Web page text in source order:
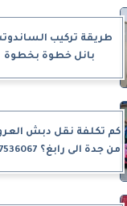
طريقة تركيب
بانل خطوة بخطوة
كم تكلفة نقل دبش
من جدة الى رابغ؟ 0547536067